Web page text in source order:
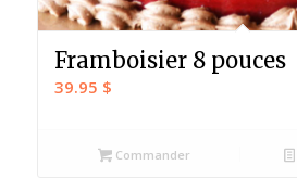
Framboisier 8 pouces
39.95 $
Commander